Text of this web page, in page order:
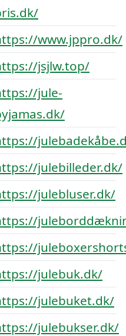
www.jppro.dk/
jsjlw.top/
jule-
julebilleder.dk/
julebluser.dk/
julebuk.dk/
julebuket.dk/
julebukser.dk/